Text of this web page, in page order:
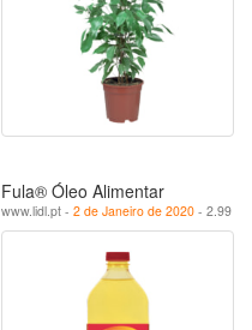
Fula® Óleo Alimentar
www.lidl.pt - 2 de Janeiro de 2020 - 2.99